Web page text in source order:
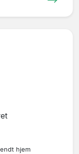
hjem